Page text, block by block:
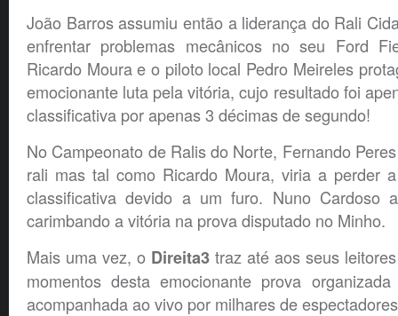
João Barros assumiu então a liderança do Rali
enfrentar problemas mecânicos no seu Ford
Ricardo Moura e o piloto local Pedro Meireles
emocionante luta pela vitória, cujo resultado foi
classificativa por apenas 3 décimas de segundo!
No Campeonato de Ralis do Norte, Fernando
rali mas tal como Ricardo Moura, viria a perder
classificativa devido a um furo. Nuno Cardoso
carimbando a vitória na prova disputado no Minho.
Mais uma vez, o Direita3 traz até aos seus
momentos desta emocionante prova
acompanhada ao vivo por milhares de